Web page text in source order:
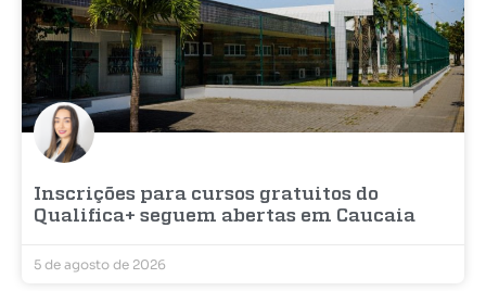
Inscrições para cursos gratuitos do
Qualifica+ seguem abertas em Caucaia
5 de agosto de 2026